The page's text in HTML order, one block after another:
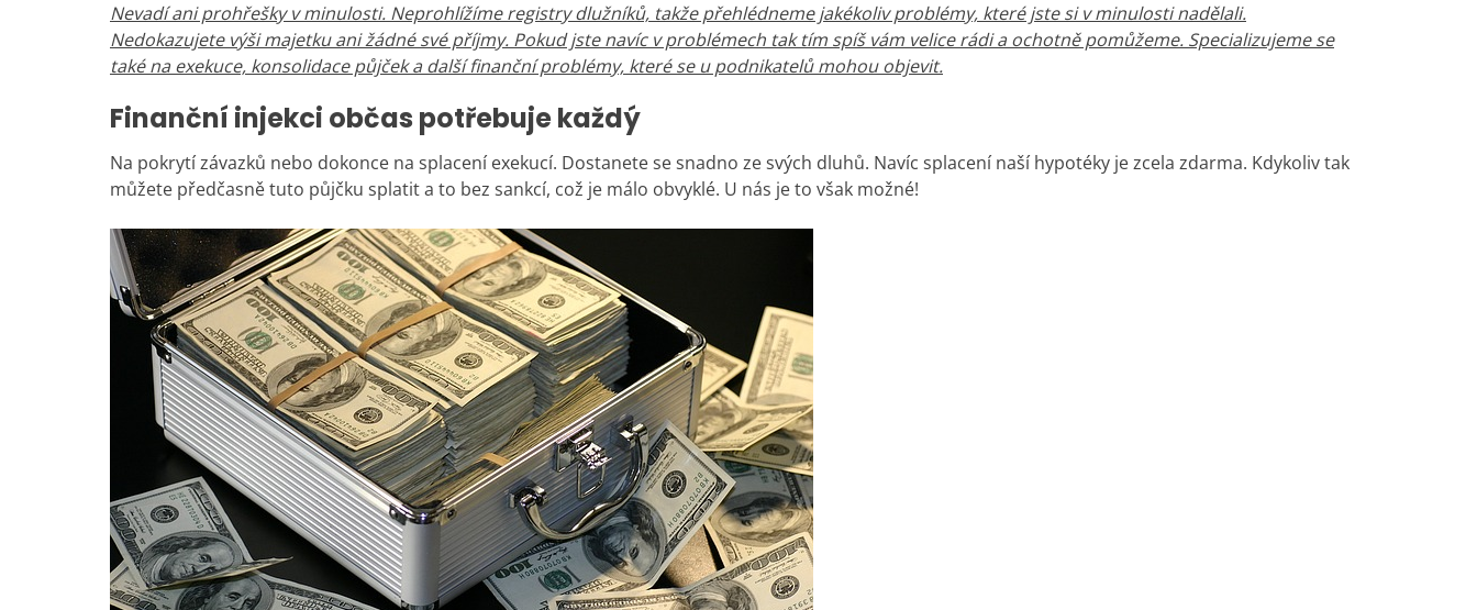
Nevadí ani prohřešky v minulosti. Neprohlížíme registry dlužníků, takže přehlédneme jakékoliv problémy, které jste si v minulosti nadělali.
Nedokazujete výši majetku ani žádné své příjmy. Pokud jste navíc v problémech tak tím spíš vám velice rádi a ochotně pomůžeme. Specializujeme se
také na exekuce, konsolidace půjček a další finanční problémy, které se u podnikatelů mohou objevit.
Finanční injekci občas potřebuje každý
Na pokrytí závazků nebo dokonce na splacení exekucí. Dostanete se snadno ze svých dluhů. Navíc splacení naší hypotéky je zcela zdarma. Kdykoliv tak
můžete předčasně tuto půjčku splatit a to bez sankcí, což je málo obvyklé. U nás je to však možné!